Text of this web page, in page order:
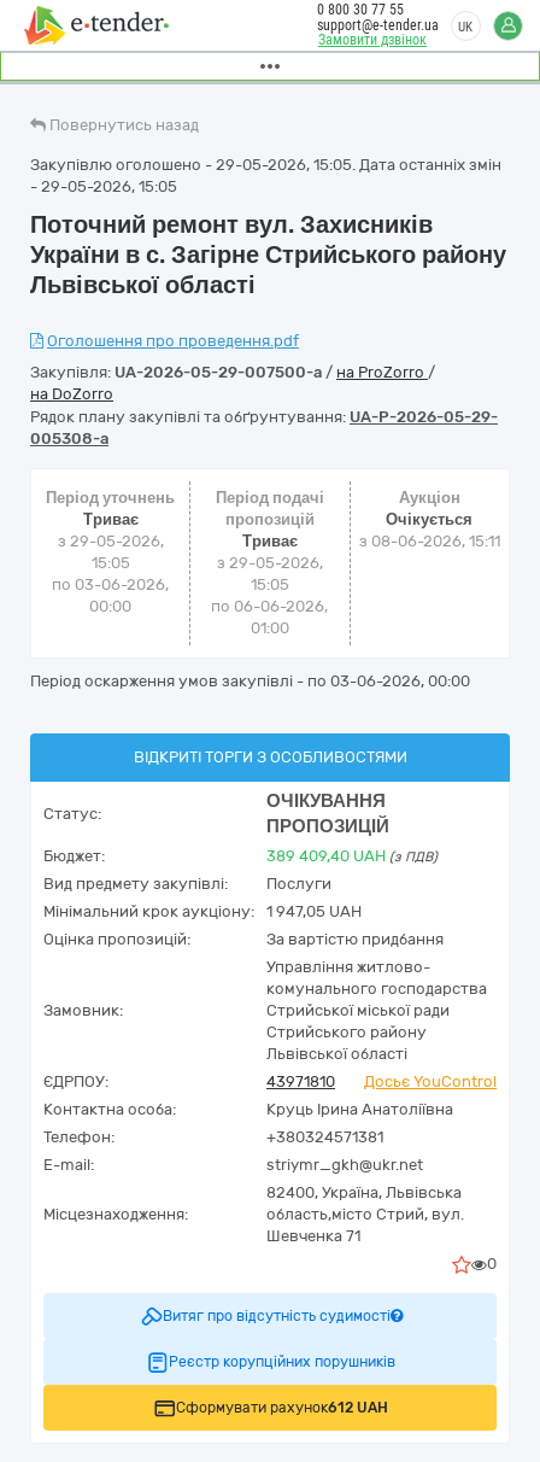
Замовити дзвінок
0 800 30 77 55
support@e-tender.ua
UK
Повернутись назад
Закупівлю оголошено - 29-05-2026, 15:05. Дата останніх змін
- 29-05-2026, 15:05
Поточний ремонт вул. Захисників
України в с. Загірне Стрийського району
Львівської області
Оголошення про проведення.pdf
Закупівля: UA-2026-05-29-007500-a / на ProZorro /
на DoZorro
Рядок плану закупівлі та обґрунтування: UA-P-2026-05-29-
005308-a
Період уточнень
Триває
з 29-05-2026,
15:05
по 03-06-2026,
00:00
Період подачі
пропозицій
Триває
з 29-05-2026,
15:05
по 06-06-2026,
01:00
Аукціон
Очікується
з 08-06-2026, 15:11
Період оскарження умов закупівлі - по 03-06-2026, 00:00
ВІДКРИТІ ТОРГИ З ОСОБЛИВОСТЯМИ
Статус:
ОЧІКУВАННЯ
ПРОПОЗИЦІЙ
Бюджет: 389 409,40 UAH (з ПДВ)
Вид предмету закупівлі:
Послуги
Мінімальний крок аукціону:
1 947,05 UAH
Оцінка пропозицій:
За вартістю придбання
Замовник:
Управління житлово-
комунального господарства
Стрийської міської ради
Стрийського району
Львівської області
ЄДРПОУ:
43971810
Досьє YouControl
Контактна особа:
Круць Ірина Анатоліївна
Телефон:
+380324571381
E-mail:
striymr_gkh@ukr.net
Місцезнаходження:
82400, Україна, Львівська
область,місто Стрий, вул.
Шевченка 71
0
Витяг про відсутність судимості
Реєстр корупційних порушників
Сформувати рахунок612 UAH